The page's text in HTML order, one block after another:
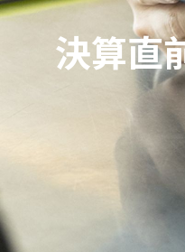
決算直